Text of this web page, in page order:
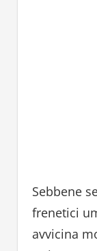
Sebbene
frenetici
avvicina